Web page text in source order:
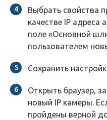
Выбрать свойства
качестве IP адреса
поле «Основной
пользователем
Сохранить
Открыть браузер,
новый IP камеры.
пройдены верной